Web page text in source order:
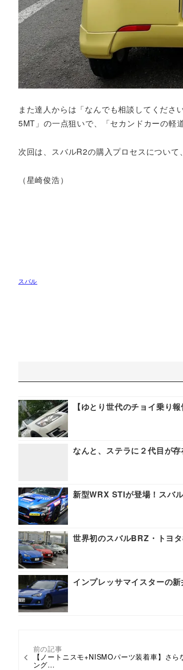
また達人からは「なんでも相談してくだ
5MT」の一点狙いで、「セカンドカーの軽
次回は、スバルR2の購入プロセスについて
（星崎俊浩）
スバル
前の記事
【ノートニスモ+NISMOパーツ装着車】さら
ング…
【ゆとり世代のチョイ乗り
なんと、ステラに２代目が
新型WRX STIが登場！スバ
世界初のスバルBRZ・トヨ
インプレッサマイスターの